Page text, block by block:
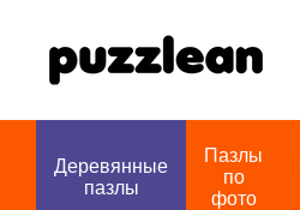
Деревянные
пазлы
Пазлы
по
фото